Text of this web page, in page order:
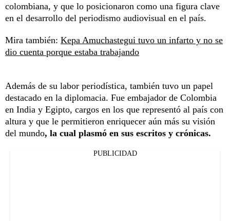
colombiana, y que lo posicionaron como una figura clave
en el desarrollo del periodismo audiovisual en el país.
Mira también: Kepa Amuchastegui tuvo un infarto y no se
dio cuenta porque estaba trabajando
Además de su labor periodística, también tuvo un papel
destacado en la diplomacia. Fue embajador de Colombia
en India y Egipto, cargos en los que representó al país con
altura y que le permitieron enriquecer aún más su visión
del mundo, la cual plasmó en sus escritos y crónicas.
PUBLICIDAD